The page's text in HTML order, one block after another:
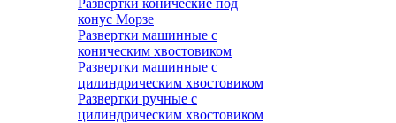
Развертки конические под
конус Морзе
Развертки машинные с
коническим хвостовиком
Развертки машинные с
цилиндрическим хвостовиком
Развертки ручные с
цилиндрическим хвостовиком